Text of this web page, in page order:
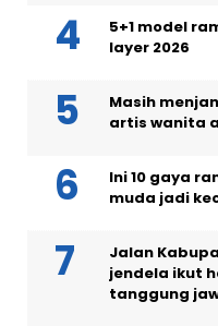
5+1 model
layer 2026
Masih
artis wanita
Ini 10 gaya
muda jadi
Jalan
jendela ikut
tanggung